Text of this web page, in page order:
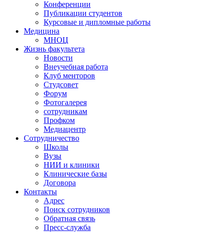
Конференции
Публикации студентов
Курсовые и дипломные работы
Медицина
МНОЦ
Жизнь факультета
Новости
Внеучебная работа
Клуб менторов
Студсовет
Форум
Фотогалерея
сотрудникам
Профком
Медиацентр
Сотрудничество
Школы
Вузы
НИИ и клиники
Клинические базы
Договора
Контакты
Адрес
Поиск сотрудников
Обратная связь
Пресс-служба